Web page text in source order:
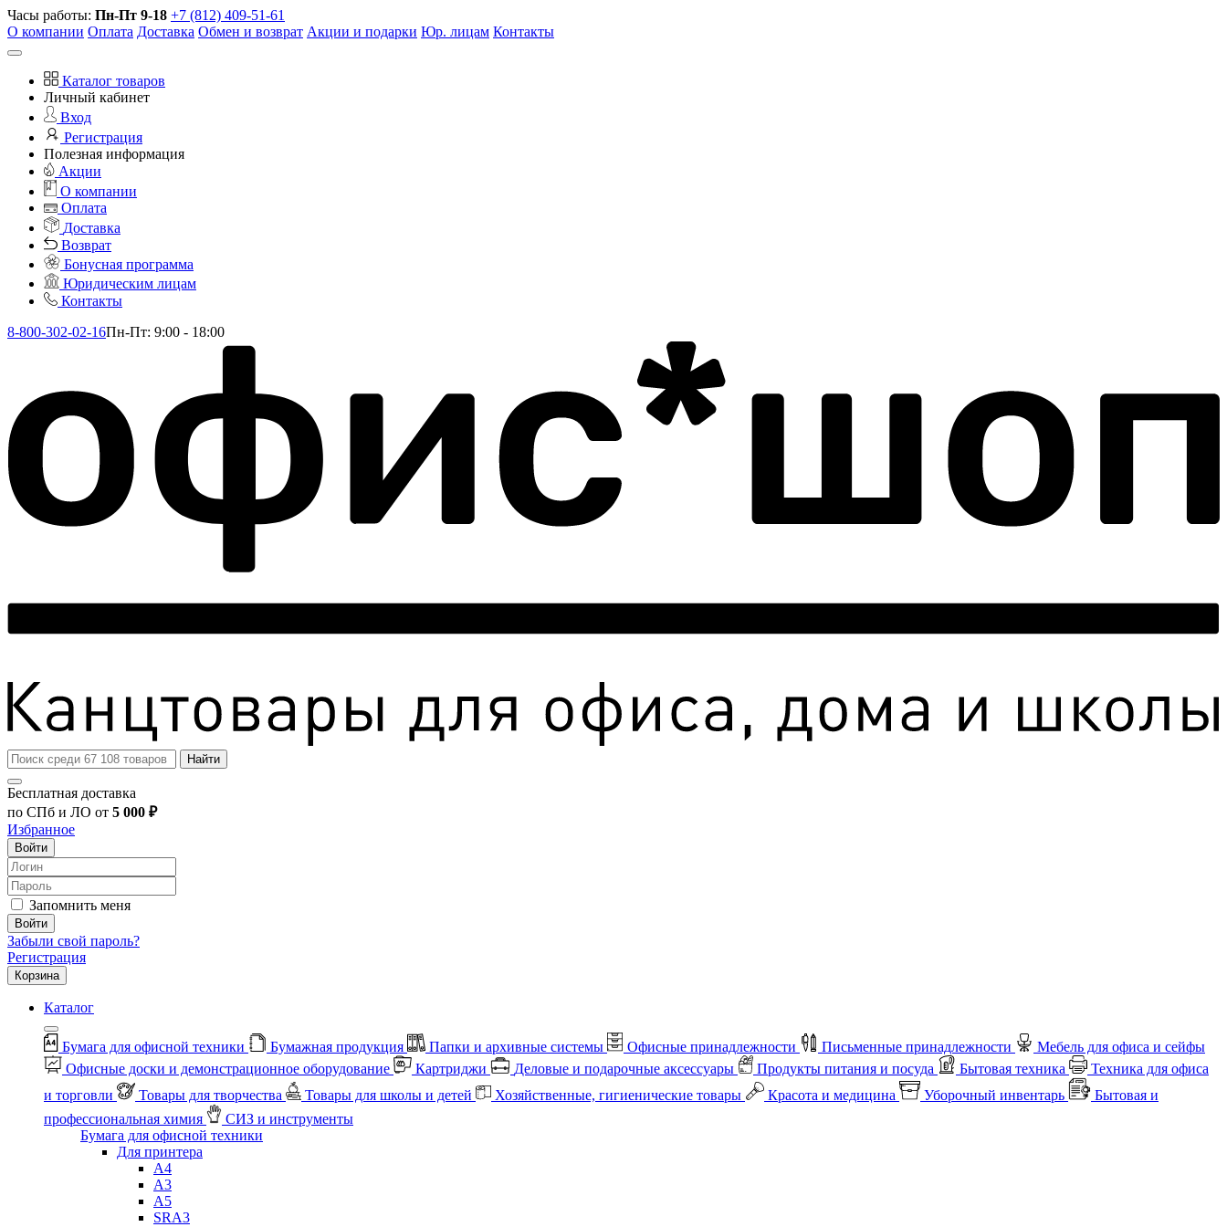
Часы работы: Пн-Пт 9-18 +7 (812) 409-51-61
О компании Оплата Доставка Обмен и возврат Акции и подарки Юр. лицам Контакты
Каталог товаров
Личный кабинет
Вход
Регистрация
Полезная информация
Акции
О компании
Оплата
Доставка
Возврат
Бонусная программа
Юридическим лицам
Контакты
8-800-302-02-16Пн-Пт: 9:00 - 18:00
Найти
Бесплатная доставка
по СПб и ЛО от 5 000 ₽
Избранное
Войти
Запомнить меня
Войти
Забыли свой пароль?
Регистрация
Корзина
Каталог
Бумага для офисной техники Бумажная продукция Папки и архивные системы Офисные принадлежности Письменные принадлежности
Мебель для офиса и сейфы
Офисные доски и демонстрационное оборудование
Картриджи Деловые и подарочные аксессуары Продукты питания и посуда Бытовая техника
Техника для офиса
и торговли
Товары для творчества Товары для школы и детей Хозяйственные, гигиенические товары Красота и медицина Уборочный инвентарь
Бытовая и
профессиональная химия
СИЗ и инструменты
Бумага для офисной техники
Для принтера
А4
А3
А5
SRA3